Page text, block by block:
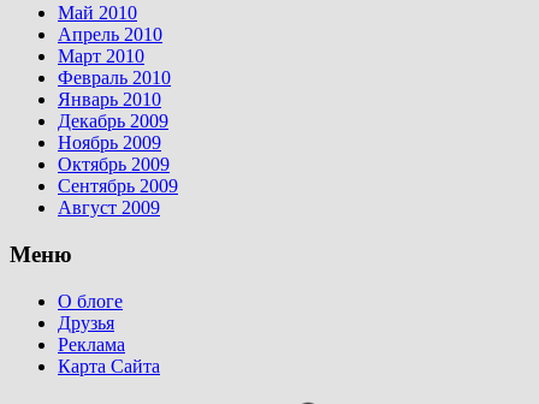
Май 2010
Апрель 2010
Март 2010
Февраль 2010
Январь 2010
Декабрь 2009
Ноябрь 2009
Октябрь 2009
Сентябрь 2009
Август 2009
Меню
О блоге
Друзья
Реклама
Карта Сайта